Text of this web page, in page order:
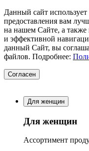
Данный сайт
предоставления вам
на нашем Сайте, а также
и эффективной
данный Сайт, вы
файлов. Подробнее:
Согласен
Для женщин
Для женщин
Ассортимент